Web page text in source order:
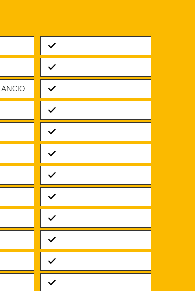
Standard
Standard
Standard
Standard
Standard
Standard
Standard
Standard
Standard
Standard
Standard
Standard